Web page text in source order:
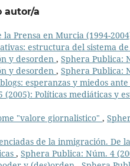
autor/a
la Prensa en Murcia (1994-
estructura del sistema
y desorden , Sphera Publica:
y desorden , Sphera Publica:
esperanzas y miedos
(2005): Políticas mediáticas y
"valore giornalistico" ,
de la inmigración. De
, Sphera Publica: Núm. 4